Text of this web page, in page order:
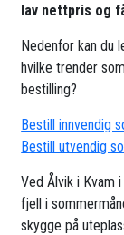
lav nettpris og
Nedenfor kan du
hvilke trender
bestilling?
Bestill innvendig
Bestill utvendig
Ved Ålvik i Kvam
fjell i
skygge på